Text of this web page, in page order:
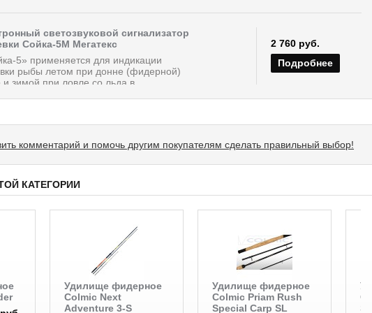
светозвуковой сигнализатор
Сойка-5М Мегатекс
5» применяется для индикации
рыбы летом при донне (фидерной)
и зимой при ловле со льда в...
2 760 руб.
Подробнее
комментарий и помочь другим покупателям сделать правильный выбор!
КАТЕГОРИИ
Удилище фидерное
Colmic Next
Adventure 3-S
Удилище фидерное
Colmic Priam Rush
Special Carp SL